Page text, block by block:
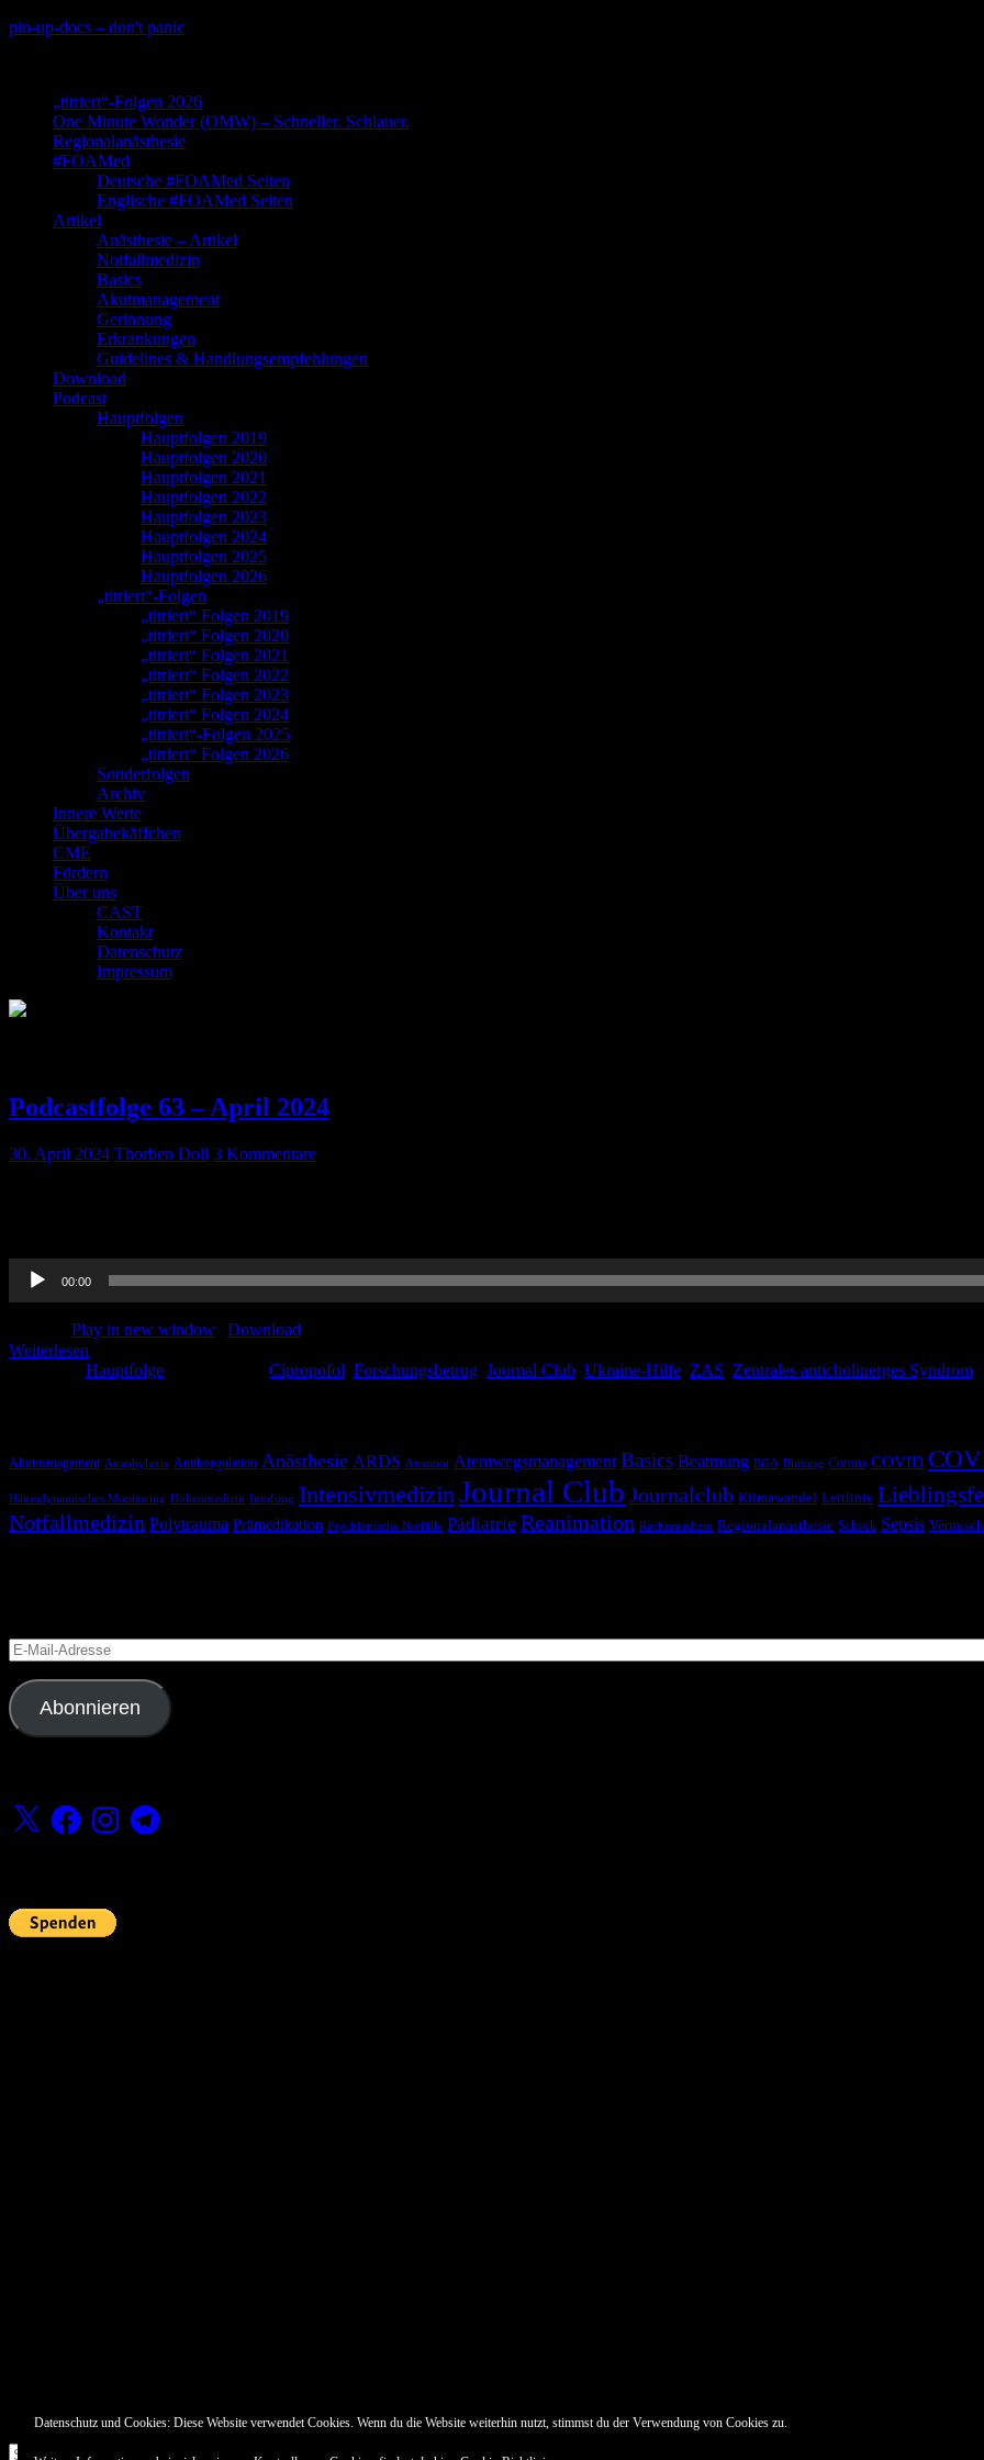
Skip
pin-up-docs – don't panic
„titriert“-Folgen 2026
One Minute Wonder (OMW) – Schneller. Schlauer.
Regionalanästhesie
#FOAMed
Deutsche #FOAMed Seiten
Englische #FOAMed Seiten
Artikel
Anästhesie – Artikel
Notfallmedizin
Basics
Akutmanagement
Gerinnung
Erkrankungen
Guidelines & Handlungsempfehlungen
Download
Podcast
Hauptfolgen
Hauptfolgen 2019
Hauptfolgen 2020
Hauptfolgen 2021
Hauptfolgen 2022
Hauptfolgen 2023
Hauptfolgen 2024
Hauptfolgen 2025
Hauptfolgen 2026
„titriert“-Folgen
„titriert“ Folgen 2019
„titriert“ Folgen 2020
„titriert“ Folgen 2021
„titriert“ Folgen 2022
„titriert“ Folgen 2023
„titriert“ Folgen 2024
„titriert“-Folgen 2025
„titriert“ Folgen 2026
Sonderfolgen
Archiv
Innere Werte
Übergabekäffchen
CME
Fördern
Über uns
CAST
Kontakt
Datenschutz
Impressum
Podcastfolge 63 – April 2024
30. April 2024 Thorben Doll 3 Kommentare
Audio-
Player
00:00
Play in new window
Download
Weiterlesen
Hauptfolge Cipropofol Forschungsbetrug Journal Club Ukraine-Hilfe ZAS Zentrales anticholinerges Syndrom
Akutmanagement Anaphylaxie Antikoagulation Anästhesie ARDS Atemnot Atemwegsmanagement Basics Beatmung BGA Blutung Corona COVID
Hämodynamisches Monitoring Höhenmedizin Impfung IntensivmedizinJournal Club Journalclub Klimawandel Leitlinie
Notfallmedizin Polytrauma Prämedikation Psychiatrische Notfälle Pädiatrie Reanimation Rechtsmedizin Regionalanästhesie Schock Sepsis
E-
Mail-
Adresse
Abonnieren
X FacebookInstagramTelegram
Suche
Datenschutz und Cookies: Diese Website verwendet Cookies. Wenn du die Website weiterhin nutzt, stimmst du der Verwendung von Cookies zu.